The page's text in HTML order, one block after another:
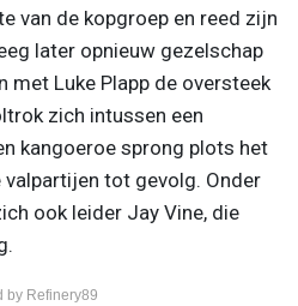
van de kopgroep en reed zijn
later opnieuw gezelschap
met Luke Plapp de oversteek
zich intussen een
kangoeroe sprong plots het
tot gevolg. Onder
ook leider Jay Vine, die
by Refinery89